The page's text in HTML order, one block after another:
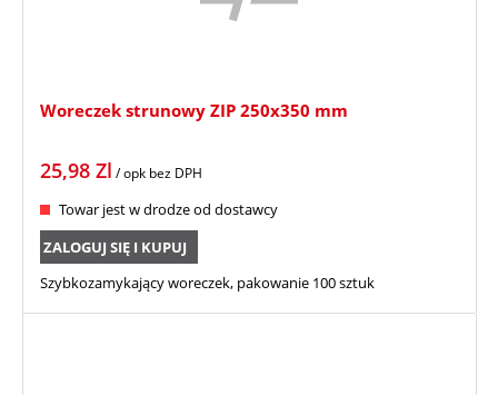
Woreczek strunowy ZIP 250x350 mm
25,98 Zl / opk bez DPH
Towar jest w drodze od dostawcy
ZALOGUJ SIĘ I KUPUJ
Szybkozamykający woreczek, pakowanie 100 sztuk